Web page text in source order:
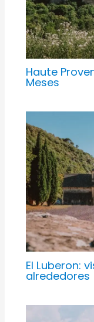
Haute
Meses
El Luberon:
alrededores